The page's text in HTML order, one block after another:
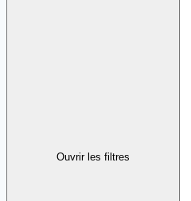
Ouvrir les filtres